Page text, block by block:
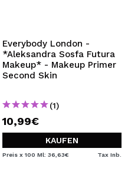
Everybody London -
*Aleksandra Sosfa Futura
Makeup* - Makeup Primer
Second Skin
(1)
10,99€
KAUFEN
Preis x 100 Ml: 36,63€ Tax Inb.